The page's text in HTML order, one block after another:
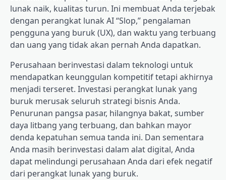
lunak naik, kualitas turun. Ini membuat Anda terjebak
dengan perangkat lunak AI “Slop,” pengalaman
pengguna yang buruk (UX), dan waktu yang terbuang
dan uang yang tidak akan pernah Anda dapatkan.
Perusahaan berinvestasi dalam teknologi untuk
mendapatkan keunggulan kompetitif tetapi akhirnya
menjadi terseret. Investasi perangkat lunak yang
buruk merusak seluruh strategi bisnis Anda.
Penurunan pangsa pasar, hilangnya bakat, sumber
daya litbang yang terbuang, dan bahkan mayor
denda kepatuhan semua tanda ini. Dan sementara
Anda masih berinvestasi dalam alat digital, Anda
dapat melindungi perusahaan Anda dari efek negatif
dari perangkat lunak yang buruk.